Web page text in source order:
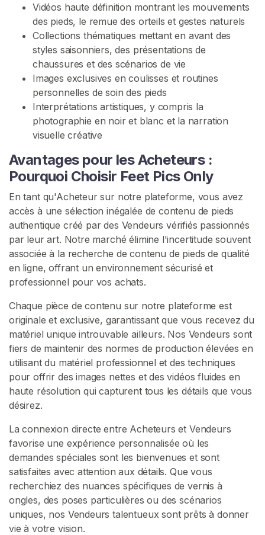
Vidéos haute définition montrant les mouvements
des pieds, le remue des orteils et gestes naturels
Collections thématiques mettant en avant des
styles saisonniers, des présentations de
chaussures et des scénarios de vie
Images exclusives en coulisses et routines
personnelles de soin des pieds
Interprétations artistiques, y compris la
photographie en noir et blanc et la narration
visuelle créative
Avantages pour les Acheteurs :
Pourquoi Choisir Feet Pics Only
En tant qu'Acheteur sur notre plateforme, vous avez
accès à une sélection inégalée de contenu de pieds
authentique créé par des Vendeurs vérifiés passionnés
par leur art. Notre marché élimine l'incertitude souvent
associée à la recherche de contenu de pieds de qualité
en ligne, offrant un environnement sécurisé et
professionnel pour vos achats.
Chaque pièce de contenu sur notre plateforme est
originale et exclusive, garantissant que vous recevez du
matériel unique introuvable ailleurs. Nos Vendeurs sont
fiers de maintenir des normes de production élevées en
utilisant du matériel professionnel et des techniques
pour offrir des images nettes et des vidéos fluides en
haute résolution qui capturent tous les détails que vous
désirez.
La connexion directe entre Acheteurs et Vendeurs
favorise une expérience personnalisée où les
demandes spéciales sont les bienvenues et sont
satisfaites avec attention aux détails. Que vous
recherchiez des nuances spécifiques de vernis à
ongles, des poses particulières ou des scénarios
uniques, nos Vendeurs talentueux sont prêts à donner
vie à votre vision.
e
t
e
r
D
e
s
F
e
e
P
i
c
s
V
e
n
d
r
e
D
e
s
P
h